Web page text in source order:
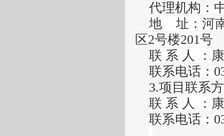
代理机构：
地
址：河
区2号楼201号
联 系 人 ：
联系电话：
3.项目联系
联 系 人 ：
联系电话：